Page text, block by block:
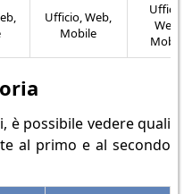
Ufficio, Web,
Mobile
Web,
è possibile vedere quali
al primo e al secondo